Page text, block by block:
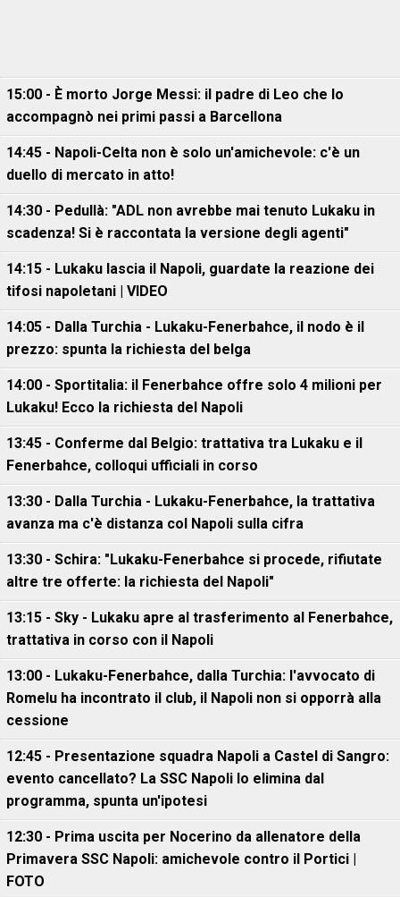
15:00 - È morto Jorge Messi: il padre di Leo che lo
accompagnò nei primi passi a Barcellona
14:45 - Napoli-Celta non è solo un'amichevole: c'è un
duello di mercato in atto!
14:30 - Pedullà: "ADL non avrebbe mai tenuto Lukaku in
scadenza! Si è raccontata la versione degli agenti"
14:15 - Lukaku lascia il Napoli, guardate la reazione dei
tifosi napoletani | VIDEO
14:05 - Dalla Turchia - Lukaku-Fenerbahce, il nodo è il
prezzo: spunta la richiesta del belga
14:00 - Sportitalia: il Fenerbahce offre solo 4 milioni per
Lukaku! Ecco la richiesta del Napoli
13:45 - Conferme dal Belgio: trattativa tra Lukaku e il
Fenerbahce, colloqui ufficiali in corso
13:30 - Dalla Turchia - Lukaku-Fenerbahce, la trattativa
avanza ma c'è distanza col Napoli sulla cifra
13:30 - Schira: "Lukaku-Fenerbahce si procede, rifiutate
altre tre offerte: la richiesta del Napoli"
13:15 - Sky - Lukaku apre al trasferimento al Fenerbahce,
trattativa in corso con il Napoli
13:00 - Lukaku-Fenerbahce, dalla Turchia: l'avvocato di
Romelu ha incontrato il club, il Napoli non si opporrà alla
cessione
12:45 - Presentazione squadra Napoli a Castel di Sangro:
evento cancellato? La SSC Napoli lo elimina dal
programma, spunta un'ipotesi
12:30 - Prima uscita per Nocerino da allenatore della
Primavera SSC Napoli: amichevole contro il Portici |
FOTO